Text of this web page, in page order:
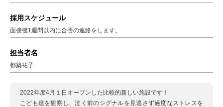
採用スケジュール
面接後1週間以内に合否の連絡をします。
担当者名
都築祐子
2022年度4月１日オープンした比較的新しい施設です！
こども達を観察し、泣く前のシグナルを見逃さず過度なストレスを